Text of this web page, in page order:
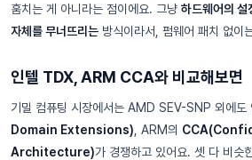
훔치는 게 아니라는 점이에요. 그냥 하드웨어의 설
자체를 무너뜨리는 방식이라서, 펌웨어 패치 없이
인텔 TDX, ARM CCA와 비교해보면
기밀 컴퓨팅 시장에서는 AMD SEV-SNP 외에도
Domain Extensions) , ARM의
Architecture)가 경쟁하고 있어요. 셋 다 비슷